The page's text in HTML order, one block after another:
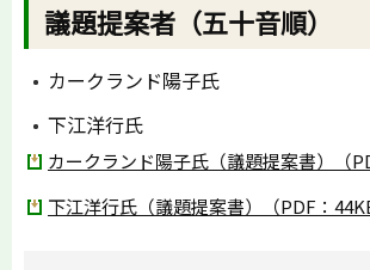
議題提案者（五十音順）
カークランド陽子氏
下江洋行氏
カークランド陽子氏（議題提案書）（
下江洋行氏（議題提案書）（PDF：